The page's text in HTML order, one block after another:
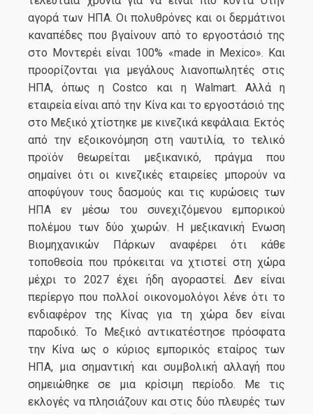
αγορά των ΗΠΑ. Οι πολυθρόνες και οι δερμάτινοι
καναπέδες που βγαίνουν από το εργοστάσιό της
στο Μοντερέι είναι 100% «made in Mexico». Και
προορίζονται για μεγάλους λιανοπωλητές στις
ΗΠΑ, όπως η Costco και η Walmart. Αλλά η
εταιρεία είναι από την Κίνα και το εργοστάσιό της
στο Μεξικό χτίστηκε με κινεζικά κεφάλαια. Εκτός
από την εξοικονόμηση στη ναυτιλία, το τελικό
προϊόν θεωρείται μεξικανικό, πράγμα που
σημαίνει ότι οι κινεζικές εταιρείες μπορούν να
αποφύγουν τους δασμούς και τις κυρώσεις των
ΗΠΑ εν μέσω του συνεχιζόμενου εμπορικού
πολέμου των δύο χωρών. Η μεξικανική Ενωση
Βιομηχανικών Πάρκων αναφέρει ότι κάθε
τοποθεσία που πρόκειται να χτιστεί στη χώρα
μέχρι το 2027 έχει ήδη αγοραστεί. Δεν είναι
περίεργο που πολλοί οικονομολόγοι λένε ότι το
ενδιαφέρον της Κίνας για τη χώρα δεν είναι
παροδικό. Το Μεξικό αντικατέστησε πρόσφατα
την Κίνα ως ο κύριος εμπορικός εταίρος των
ΗΠΑ, μια σημαντική και συμβολική αλλαγή που
σημειώθηκε σε μια κρίσιμη περίοδο. Με τις
εκλογές να πλησιάζουν και στις δύο πλευρές των